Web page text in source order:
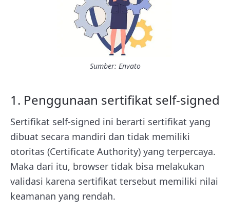
Sumber: Envato
1. Penggunaan sertifikat self-signed
Sertifikat self-signed ini berarti sertifikat yang
dibuat secara mandiri dan tidak memiliki
otoritas (Certificate Authority) yang terpercaya.
Maka dari itu, browser tidak bisa melakukan
validasi karena sertifikat tersebut memiliki nilai
keamanan yang rendah.